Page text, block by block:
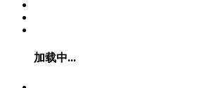
加载中...